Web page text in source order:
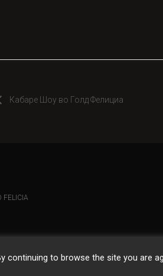
Кабаре Шоу во Голд Фелициа
FELICIA
continuing to browse the site you are